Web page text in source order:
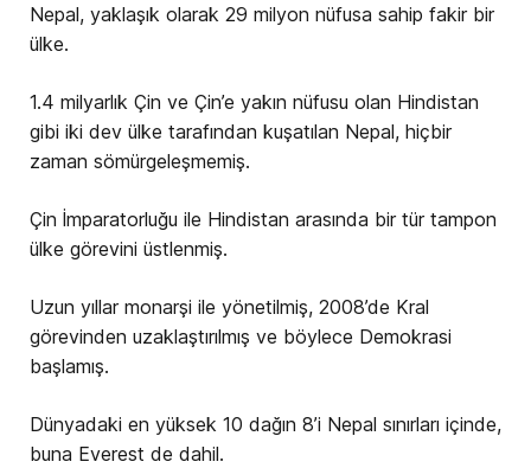
Nepal, yaklaşık olarak 29 milyon nüfusa sahip fakir bir
ülke.
1.4 milyarlık Çin ve Çin’e yakın nüfusu olan Hindistan
gibi iki dev ülke tarafından kuşatılan Nepal, hiçbir
zaman sömürgeleşmemiş.
Çin İmparatorluğu ile Hindistan arasında bir tür tampon
ülke görevini üstlenmiş.
Uzun yıllar monarşi ile yönetilmiş, 2008’de Kral
görevinden uzaklaştırılmış ve böylece Demokrasi
başlamış.
Dünyadaki en yüksek 10 dağın 8’i Nepal sınırları içinde,
buna Everest de dahil.